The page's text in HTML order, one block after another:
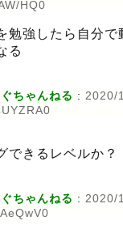
HQ0
勉強したら自分で
る
ちゃんねる : 2020/
できるレベルか？
ちゃんねる : 2020/